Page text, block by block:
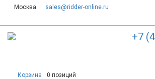
Москва sales@ridder-online.ru
+7
Корзина
0 позиций